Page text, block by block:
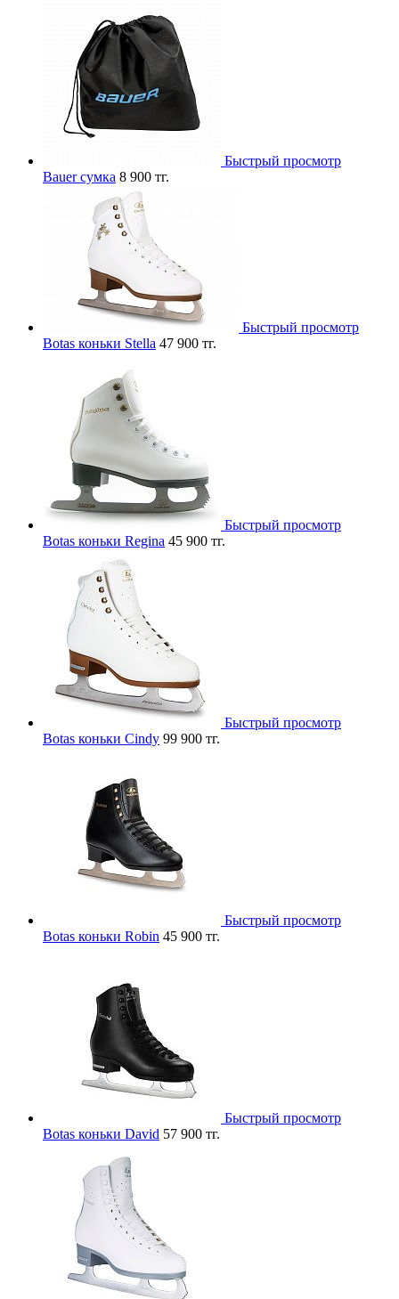
Быстрый просмотр
Bauer сумка 8 900 тг.
Быстрый просмотр
Botas коньки Stella 47 900 тг.
Быстрый просмотр
Botas коньки Regina 45 900 тг.
Быстрый просмотр
Botas коньки Cindy 99 900 тг.
Быстрый просмотр
Botas коньки Robin 45 900 тг.
Быстрый просмотр
Botas коньки David 57 900 тг.